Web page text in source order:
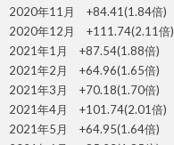
2020年11月 +84.41(1.84倍)
2020年12月 +111.74(2.11倍)
2021年1月 +87.54(1.88倍)
2021年2月 +64.96(1.65倍)
2021年3月 +70.18(1.70倍)
2021年4月 +101.74(2.01倍)
2021年5月 +64.95(1.64倍)